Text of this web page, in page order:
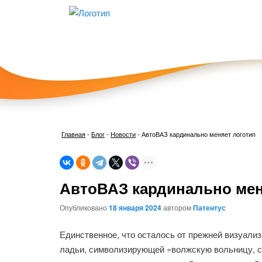
Главная-Блог- Новости- АвтоВАЗ кардинально меняет логотип
АвтоВАЗ кардинально
Опубликовано18 января 2024авторомПатентус
Единственное, что осталось от прежней
ладьи, символизирующей «волжскую вольницу,